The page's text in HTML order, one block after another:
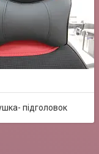
підголовок